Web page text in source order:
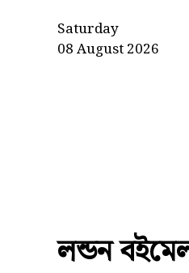
Saturday
08 August 2026
লন্ডন